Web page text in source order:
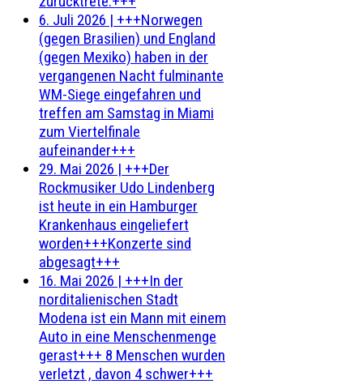
6. Juli 2026 | +++Norwegen
(gegen Brasilien) und England
(gegen Mexiko) haben in der
vergangenen Nacht fulminante
WM-Siege eingefahren und
treffen am Samstag in Miami
zum Viertelfinale
aufeinander+++
29. Mai 2026 | +++Der
Rockmusiker Udo Lindenberg
ist heute in ein Hamburger
Krankenhaus eingeliefert
worden+++Konzerte sind
abgesagt+++
16. Mai 2026 | +++In der
norditalienischen Stadt
Modena ist ein Mann mit einem
Auto in eine Menschenmenge
gerast+++ 8 Menschen wurden
verletzt , davon 4 schwer+++